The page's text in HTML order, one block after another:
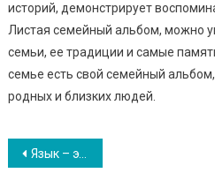
историй, демонстрирует
Листая семейный альбом, можно
семьи, ее традиции и самые
семье есть свой семейный
родных и близких людей.
Навигация
Язык – это душа народа